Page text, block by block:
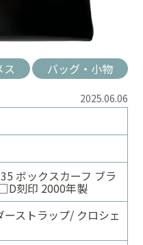
ス バッグ・小物
2025.06.06
ボックスカーフ ブラ
刻印 2000年製
ストラップ/ クロシェ